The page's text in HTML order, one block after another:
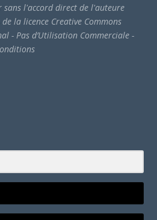
sans l'accord direct de l'auteure
la licence Creative Commons
- Pas d’Utilisation Commerciale -